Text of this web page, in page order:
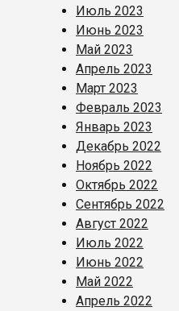
Июль 2023
Июнь 2023
Май 2023
Апрель 2023
Март 2023
Февраль 2023
Январь 2023
Декабрь 2022
Ноябрь 2022
Октябрь 2022
Сентябрь 2022
Август 2022
Июль 2022
Июнь 2022
Май 2022
Апрель 2022